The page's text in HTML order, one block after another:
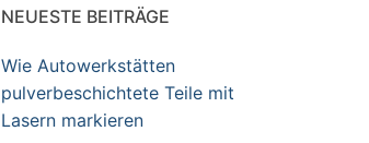
NEUESTE BEITRÄGE
Wie Autowerkstätten
pulverbeschichtete Teile mit
Lasern markieren